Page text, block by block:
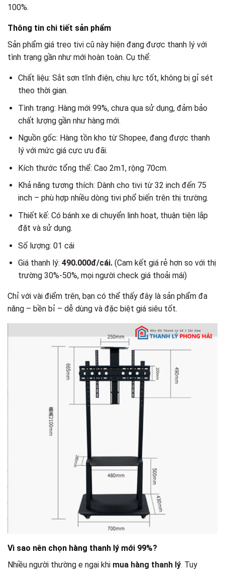
100%.
Thông tin chi tiết sản phẩm
Sản phẩm giá treo tivi cũ này hiện đang được thanh lý với
tình trạng gần như mới hoàn toàn. Cụ thể:
Chất liệu: Sắt sơn tĩnh điện, chịu lực tốt, không bị gỉ sét
theo thời gian.
Tình trạng: Hàng mới 99%, chưa qua sử dụng, đảm bảo
chất lượng gần như hàng mới.
Nguồn gốc: Hàng tồn kho từ Shopee, đang được thanh
lý với mức giá cực ưu đãi.
Kích thước tổng thể: Cao 2m1, rộng 70cm.
Khả năng tương thích: Dành cho tivi từ 32 inch đến 75
inch – phù hợp nhiều dòng tivi phổ biến trên thị trường.
Thiết kế: Có bánh xe di chuyển linh hoạt, thuận tiện lắp
đặt và sử dụng.
Số lượng: 01 cái
Giá thanh lý: 490.000đ/cái. (Cam kết giá rẻ hơn so với thị
trường 30%-50%, mọi người check giá thoải mái​)
Chỉ với vài điểm trên, bạn có thể thấy đây là sản phẩm đa
năng – bền bỉ – dễ dùng và đặc biệt giá siêu tốt.
Vì sao nên chọn hàng thanh lý mới 99%?
Nhiều người thường e ngại khi mua hàng thanh lý. Tuy